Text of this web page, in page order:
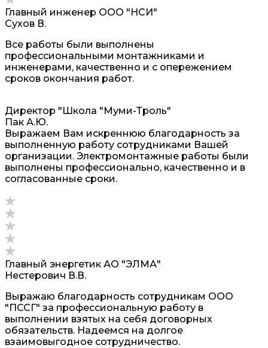
Главный инженер ООО "НСИ"
Сухов В.
Все работы были выполнены
профессиональными монтажниками и
инженерами, качественно и с опережением
сроков окончания работ.
Директор "Школа "Муми-Троль"
Пак А.Ю.
Выражаем Вам искреннюю благодарность за
выполненную работу сотрудниками Вашей
организации. Электромонтажные работы были
выполнены профессионально, качественно и в
согласованные сроки.
Главный энергетик АО "ЭЛМА"
Нестерович В.В.
Выражаю благодарность сотрудникам ООО
"ПССГ" за профессиональную работу в
выполнении взятых на себя договорных
обязательств. Надеемся на долгое
взаимовыгодное сотрудничество.